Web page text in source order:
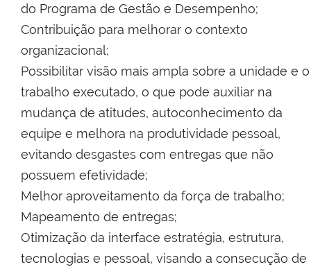
do Programa de Gestão e Desempenho;
Contribuição para melhorar o contexto
organizacional;
Possibilitar visão mais ampla sobre a unidade e o
trabalho executado, o que pode auxiliar na
mudança de atitudes, autoconhecimento da
equipe e melhora na produtividade pessoal,
evitando desgastes com entregas que não
possuem efetividade;
Melhor aproveitamento da força de trabalho;
Mapeamento de entregas;
Otimização da interface estratégia, estrutura,
tecnologias e pessoal, visando a consecução de